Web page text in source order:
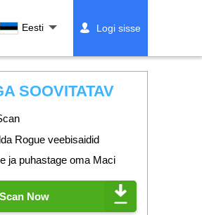
Eesti Logi sisse
SOOVITATAV
Rogue veebisaidid
ja puhastage oma Maci
Scan Now